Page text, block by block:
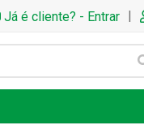
Já é cliente? - Entrar |